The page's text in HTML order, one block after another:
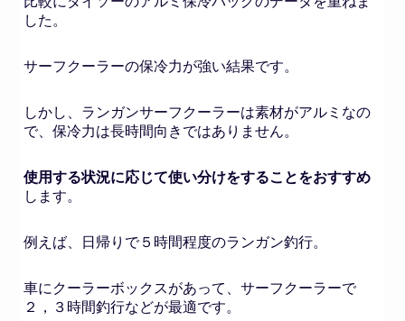
した。
サーフクーラーの保冷力が強い結果です。
しかし、ランガンサーフクーラーは素材がアルミなの
で、保冷力は長時間向きではありません。
使用する状況に応じて使い分けをすることをおすすめ
します。
例えば、日帰りで５時間程度のランガン釣行。
車にクーラーボックスがあって、サーフクーラーで
２，３時間釣行などが最適です。